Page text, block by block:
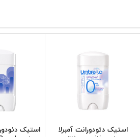
استیک دئودورانت آمبرلا
استیک